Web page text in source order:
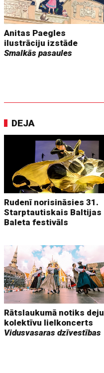
Anitas Paegles
ilustrāciju izstāde
Smalkās pasaules
DEJA
Rudenī norisināsies 31.
Starptautiskais Baltijas
Baleta festivāls
Rātslaukumā notiks deju
kolektīvu lielkoncerts
Vidusvasaras dzīvestības